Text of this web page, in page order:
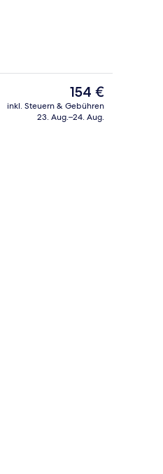
Hochwertige Bettwaren,
Der
aktuelle
Preis
154 €
inkl. Steuern & Gebühren
23. Aug.–24. Aug.